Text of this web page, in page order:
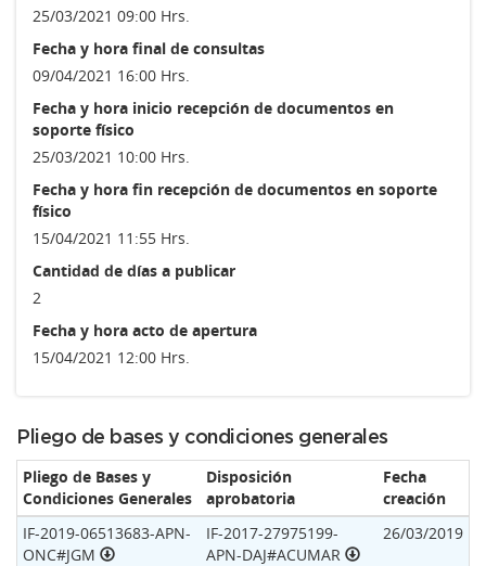
25/03/2021 09:00 Hrs.
Fecha y hora final de consultas
09/04/2021 16:00 Hrs.
Fecha y hora inicio recepción de documentos en
soporte físico
25/03/2021 10:00 Hrs.
Fecha y hora fin recepción de documentos en soporte
físico
15/04/2021 11:55 Hrs.
Cantidad de días a publicar
2
Fecha y hora acto de apertura
15/04/2021 12:00 Hrs.
Pliego de bases y condiciones generales
Pliego de Bases y
Condiciones Generales
Disposición
aprobatoria
Fecha
creación
IF-2019-06513683-APN-
ONC#JGM
IF-2017-27975199-
APN-DAJ#ACUMAR
26/03/2019